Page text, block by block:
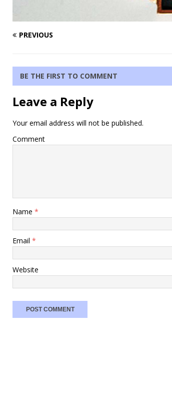
PREVIOUS
BE THE FIRST TO COMMENT
Leave a Reply
Your email address will not be published.
Comment
Name *
Email *
Website